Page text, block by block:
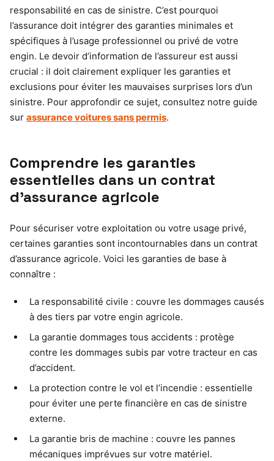
responsabilité en cas de sinistre. C’est pourquoi
l’assurance doit intégrer des garanties minimales et
spécifiques à l’usage professionnel ou privé de votre
engin. Le devoir d’information de l’assureur est aussi
crucial : il doit clairement expliquer les garanties et
exclusions pour éviter les mauvaises surprises lors d’un
sinistre. Pour approfondir ce sujet, consultez notre guide
sur assurance voitures sans permis.
Comprendre les garanties
essentielles dans un contrat
d’assurance agricole
Pour sécuriser votre exploitation ou votre usage privé,
certaines garanties sont incontournables dans un contrat
d’assurance agricole. Voici les garanties de base à
connaître :
La responsabilité civile : couvre les dommages causés
à des tiers par votre engin agricole.
La garantie dommages tous accidents : protège
contre les dommages subis par votre tracteur en cas
d’accident.
La protection contre le vol et l’incendie : essentielle
pour éviter une perte financière en cas de sinistre
externe.
La garantie bris de machine : couvre les pannes
mécaniques imprévues sur votre matériel.